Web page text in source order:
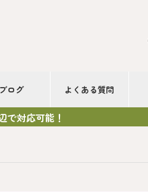
ブログ よくある質問
で対応可能！